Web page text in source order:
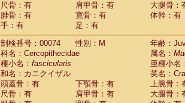
尺骨：有
肩甲骨：有
大腿骨：
腓骨：有
寛骨：有
体幹：有
手：有
足：有
剖検番号：00074
性別：M
年齢：
科名：Cercopithecidae
属名：
種小名： fascicularis
亜種小名
和名：カニクイザル
英名：
頭蓋骨：有
下顎骨：有
上腕骨：
尺骨：有
肩甲骨：有
大腿骨：